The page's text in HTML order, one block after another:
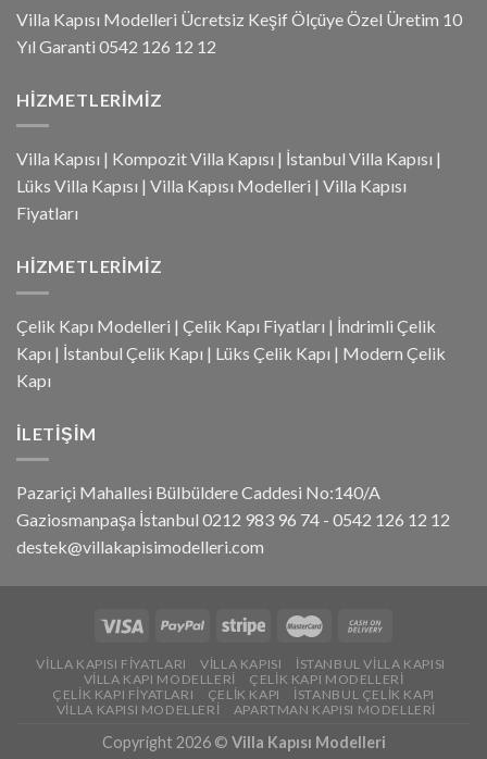
Villa Kapısı Modelleri Ücretsiz Keşif Ölçüye Özel Üretim 10
Yıl Garanti 0542 126 12 12
HIZMETLERIMIZ
Villa Kapısı | Kompozit Villa Kapısı | İstanbul Villa Kapısı |
Lüks Villa Kapısı | Villa Kapısı Modelleri | Villa Kapısı
Fiyatları
HIZMETLERIMIZ
Çelik Kapı Modelleri | Çelik Kapı Fiyatları | İndrimli Çelik
Kapı | İstanbul Çelik Kapı | Lüks Çelik Kapı | Modern Çelik
Kapı
İLETIŞIM
Pazariçi Mahallesi Bülbüldere Caddesi No:140/A
Gaziosmanpaşa İstanbul 0212 983 96 74 - 0542 126 12 12
destek@villakapisimodelleri.com
VILLA KAPISI FIYATLARI VILLA KAPISI
İSTANBUL VILLA KAPISI
VILLA KAPI MODELLERI
ÇELIK KAPI MODELLERI
ÇELIK KAPI FIYATLARI
ÇELIK KAPI
İSTANBUL ÇELIK KAPI
VILLA KAPISI MODELLERI
APARTMAN KAPISI MODELLERI
Copyright 2026 © Villa Kapısı Modelleri